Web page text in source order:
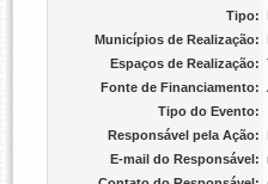
Tipo:
Municípios de Realização:
Espaços de Realização:
Fonte de Financiamento:
Tipo do Evento:
Responsável pela Ação:
E-mail do Responsável: